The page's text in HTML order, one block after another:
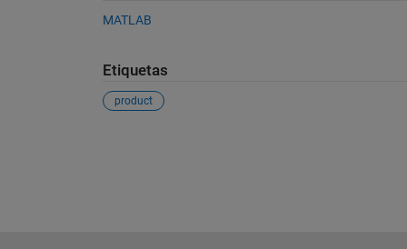
MATLAB
Etiquetas
product